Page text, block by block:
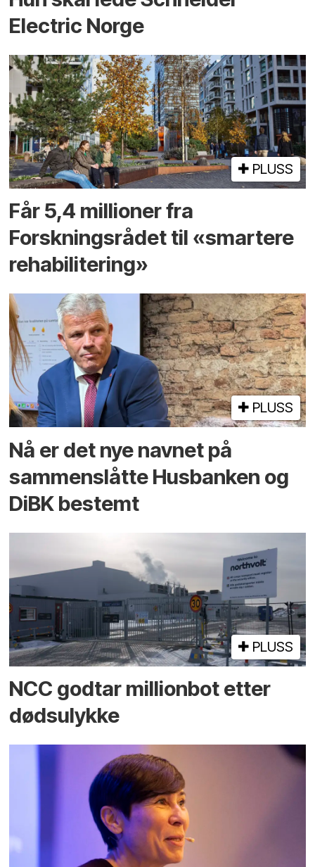
Electric Norge
PLUSS
Får 5,4 millioner fra
Forskningsrådet til «smartere
rehabilitering»
PLUSS
Nå er det nye navnet på
sammenslåtte Husbanken og
DiBK bestemt
PLUSS
NCC godtar millionbot etter
dødsulykke